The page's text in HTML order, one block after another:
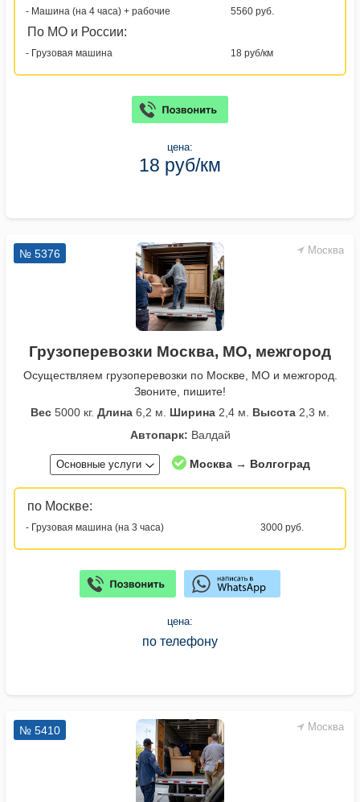
- Машина (на 4 часа) + рабочие
5560 руб.
По МО и России:
- Грузовая машина 18 руб/км
цена:
18 руб/км
Москва
№ 5376
Грузоперевозки Москва, МО, межгород
Осуществляем грузоперевозки по Москве, МО и межгород.
Звоните, пишите!
Вес 5000 кг. Длина 6,2 м. Ширина 2,4 м. Высота 2,3 м.
Автопарк: Валдай
Основные услуги Москва → Волгоград
по Москве:
- Грузовая машина (на 3 часа) 3000 руб.
цена:
по телефону
Москва
№ 5410